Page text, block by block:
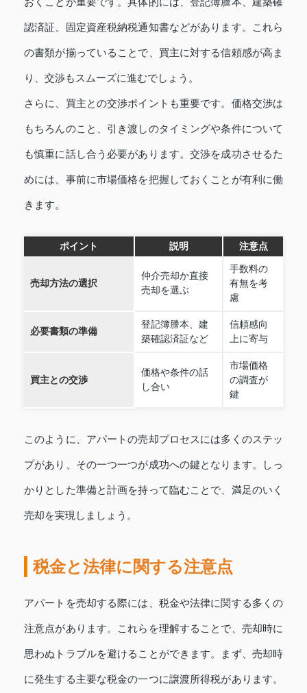
おくことが重要です。具体的には、登記簿謄本、建築確
認済証、固定資産税納税通知書などがあります。これら
の書類が揃っていることで、買主に対する信頼感が高ま
り、交渉もスムーズに進むでしょう。
さらに、買主との交渉ポイントも重要です。価格交渉は
もちろんのこと、引き渡しのタイミングや条件について
も慎重に話し合う必要があります。交渉を成功させるた
めには、事前に市場価格を把握しておくことが有利に働
きます。
ポイント 説明 注意点
売却方法の選択
仲介売却か直接
売却を選ぶ
手数料の
有無を考
慮
必要書類の準備
登記簿謄本、建
築確認済証など
信頼感向
上に寄与
買主との交渉
価格や条件の話
し合い
市場価格
の調査が
鍵
このように、アパートの売却プロセスには多くのステッ
プがあり、その一つ一つが成功への鍵となります。しっ
かりとした準備と計画を持って臨むことで、満足のいく
売却を実現しましょう。
税金と法律に関する注意点
アパートを売却する際には、税金や法律に関する多くの
注意点があります。これらを理解することで、売却時に
思わぬトラブルを避けることができます。まず、売却時
に発生する主要な税金の一つに譲渡所得税があります。